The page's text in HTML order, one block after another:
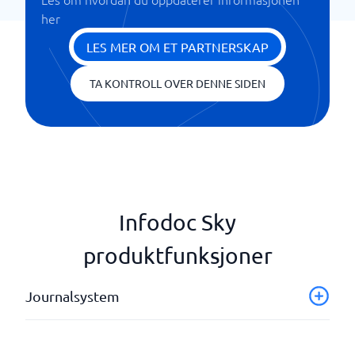
her
LES MER OM ET PARTNERSKAP
TA KONTROLL OVER DENNE SIDEN
Infodoc Sky
produktfunksjoner
Journalsystem